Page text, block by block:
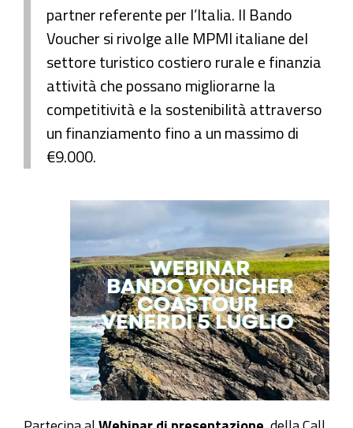
partner referente per l’Italia. Il Bando
Voucher si rivolge alle MPMI italiane del
settore turistico costiero rurale e finanzia
attività che possano migliorarne la
competitività e la sostenibilità attraverso
un finanziamento fino a un massimo di
€9.000.
Partecipa al Webinar di presentazione della Call